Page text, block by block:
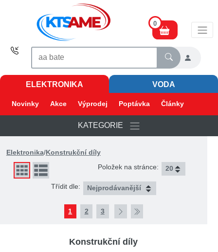
0
ELEKTRONIKA VODA
Novinky Akce Výprodej Poptávka Články
KATEGORIE
Elektronika/Konstrukční díly
Položek na stránce:
Třídit dle:
1 2 3
Konstrukční díly